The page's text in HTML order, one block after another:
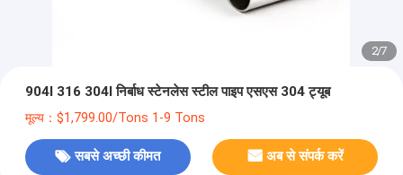
2/7
904l 316 304l निर्बाध स्टेनलेस स्टील पाइप एसएस 304 ट्यूब
मूल्य：$1,799.00/Tons 1-9 Tons
सबसे अच्छी कीमत अब से संपर्क करें